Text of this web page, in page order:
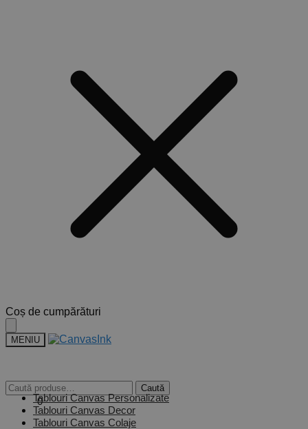
Skip
to
navigation
Skip
to
content
Coș de cumpărături
MENIU
Caută
după:
Caută
0,00lei 0
Tablouri Canvas Personalizate
Tablouri Canvas Decor
Tablouri Canvas Colaje